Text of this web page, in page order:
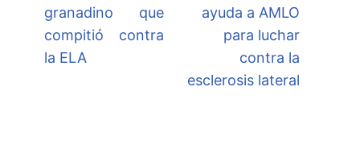
granadino que
compitió contra
la ELA
ayuda a AMLO
para luchar
contra la
esclerosis lateral